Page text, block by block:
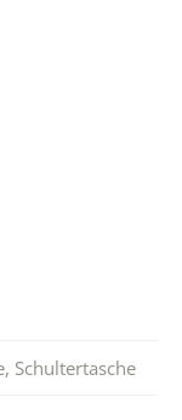
, Schultertasche